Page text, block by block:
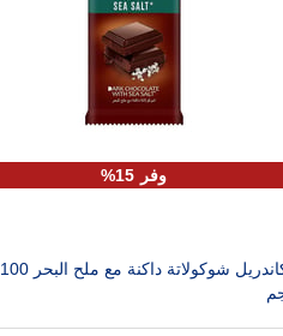
وفر 15%
كاندريل شوكولاتة داكنة مع ملح البحر 100